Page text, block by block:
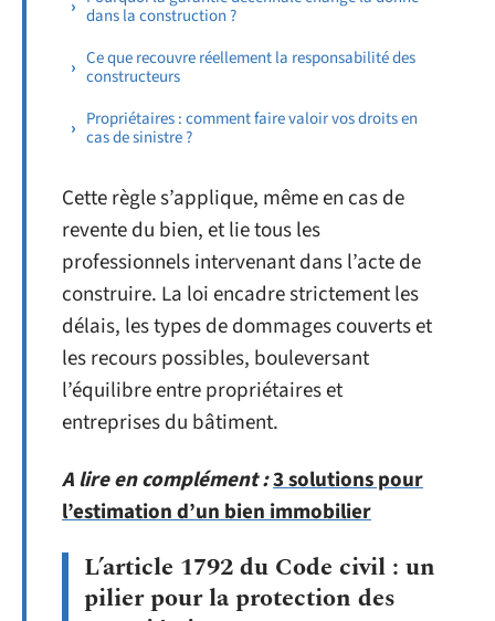
dans la construction ?
Ce que recouvre réellement la responsabilité des
constructeurs
Propriétaires : comment faire valoir vos droits en
cas de sinistre ?
Cette règle s’applique, même en cas de
revente du bien, et lie tous les
professionnels intervenant dans l’acte de
construire. La loi encadre strictement les
délais, les types de dommages couverts et
les recours possibles, bouleversant
l’équilibre entre propriétaires et
entreprises du bâtiment.
A lire en complément :3 solutions pour
l’estimation d’un bien immobilier
L’article 1792 du Code civil : un
pilier pour la protection des